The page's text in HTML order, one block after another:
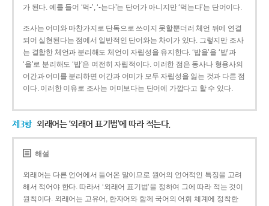
가 된다. 예를 들어 ‘먹-’, ‘-는다’는 단어가 아니지만 ‘먹는다’는 단어이다.
조사는 어미와 마찬가지로 단독으로 쓰이지 못할뿐더러 체언 뒤에 연결
되어 실현된다는 점에서 일반적인 단어와는 차이가 있다. 그렇지만 조사
는 결합한 체언과 분리해도 체언이 자립성을 유지한다. ‘밥을’을 ‘밥’과
‘을’로 분리해도 ‘밥’은 여전히 자립적이다. 이러한 점은 동사나 형용사의
어간과 어미를 분리하면 어간과 어미가 모두 자립성을 잃는 것과 다른 점
이다. 이러한 이유로 조사는 어미보다는 단어에 가깝다고 할 수 있다.
제3항 외래어는 ‘외래어 표기법’에 따라 적는다.
해설
외래어는 다른 언어에서 들어온 말이므로 원어의 언어적인 특징을 고려
해서 적어야 한다. 따라서 ‘외래어 표기법’을 정하여 그에 따라 적는 것이
원칙이다. 외래어는 고유어, 한자어와 함께 국어의 어휘 체계에 정착한